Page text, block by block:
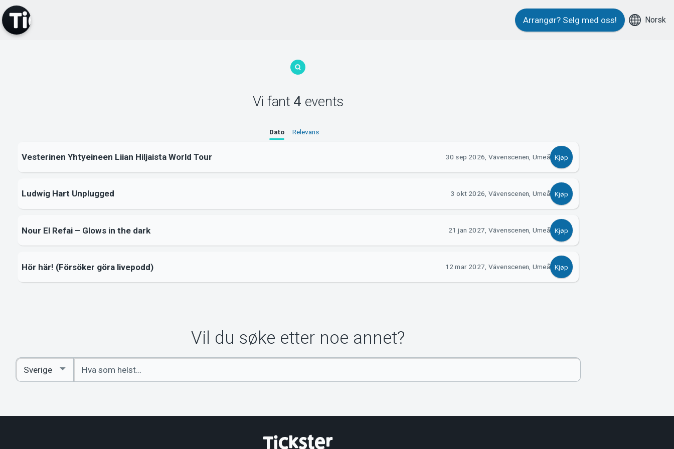
Arrangør? Selg med oss! Norsk
Vi fant 4 events
Dato Relevans
Vesterinen Yhtyeineen Liian Hiljaista World Tour 30 sep 2026, Vävenscenen, Umeå Kjøp
Ludwig Hart Unplugged 3 okt 2026, Vävenscenen, Umeå Kjøp
Nour El Refai – Glows in the dark 21 jan 2027, Vävenscenen, Umeå Kjøp
Hör här! (Försöker göra livepodd) 12 mar 2027, Vävenscenen, Umeå Kjøp
Vil du søke etter noe annet?
Angi
nøkkelord
Select
Country